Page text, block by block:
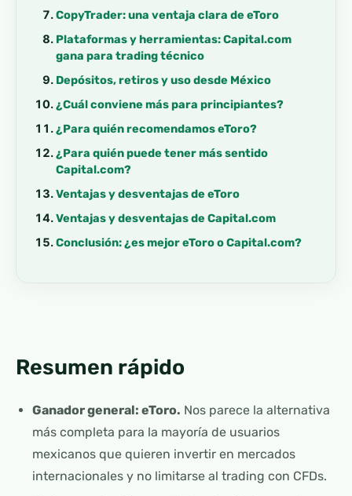
CopyTrader: una ventaja clara de eToro
Plataformas y herramientas: Capital.com
gana para trading técnico
Depósitos, retiros y uso desde México
¿Cuál conviene más para principiantes?
¿Para quién recomendamos eToro?
¿Para quién puede tener más sentido
Capital.com?
Ventajas y desventajas de eToro
Ventajas y desventajas de Capital.com
Conclusión: ¿es mejor eToro o Capital.com?
Resumen rápido
Ganador general: eToro. Nos parece la alternativa
más completa para la mayoría de usuarios
mexicanos que quieren invertir en mercados
internacionales y no limitarse al trading con CFDs.